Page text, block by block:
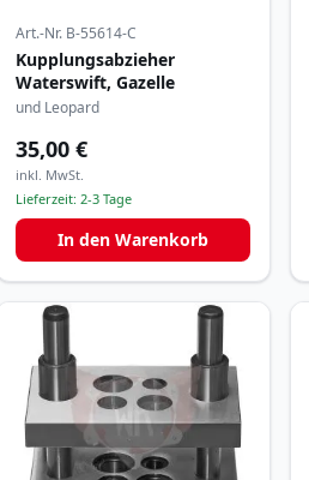
Art.-Nr. B-55614-C
Kupplungsabzieher
Waterswift, Gazelle
und Leopard
35,00 €
inkl. MwSt.
Lieferzeit: 2-3 Tage
In den Warenkorb